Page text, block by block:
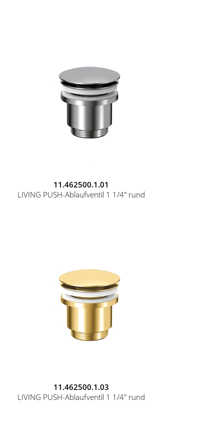
11.462500.1.01
LIVING PUSH-Ablaufventil 1 1/4" rund
11.462500.1.03
LIVING PUSH-Ablaufventil 1 1/4" rund